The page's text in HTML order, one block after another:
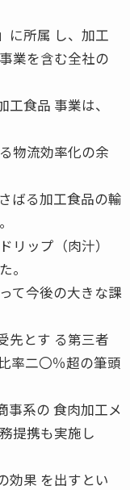
に所属 し、加工
業を含む全社の
食品 事業は、
物流効率化の余
ばる加工食品の輸
リップ（肉汁）
。
て今後の大きな課
先とす る第三者
率二〇％超の筆頭
事系の 食肉加工メ
提携も実施し
効果 を出すとい